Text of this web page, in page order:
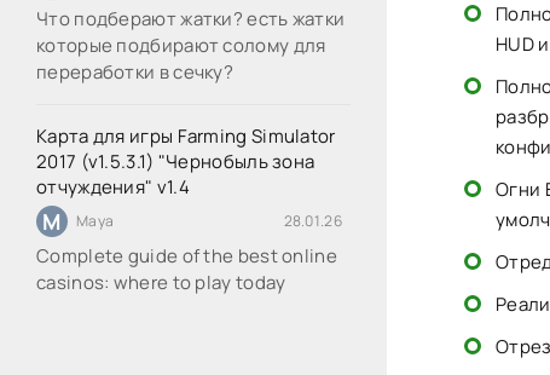
Что подберают жатки? есть жатки
которые подбирают солому для
переработки в сечку?
Карта для игры Farming Simulator
2017 (v1.5.3.1) "Чернобыль зона
отчуждения" v1.4
M Maya 28.01.26
Complete guide of the best online
casinos: where to play today
HUD
Огни